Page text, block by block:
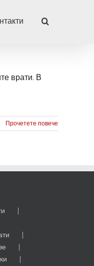
врати. В
Прочетете повече